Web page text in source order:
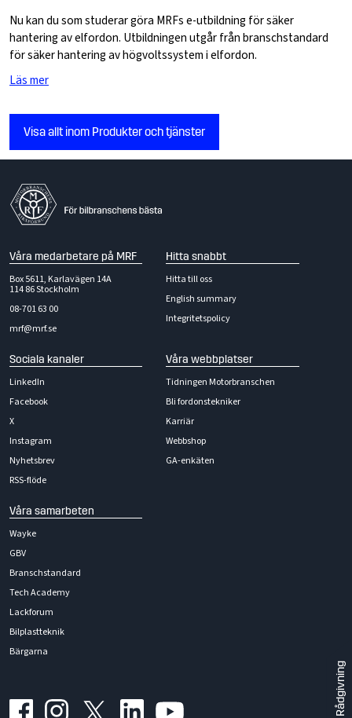
Rådgivning
Nu kan du som studerar göra MRFs e-utbildning för säker
hantering av elfordon. Utbildningen utgår från branschstandard
för säker hantering av högvoltssystem i elfordon.
Läs mer
Visa allt inom Produkter och tjänster
Våra medarbetare på MRF
Box 5611, Karlavägen 14A
114 86 Stockholm
08-701 63 00
mrf@mrf.se
Hitta snabbt
Hitta till oss
English summary
Integritetspolicy
Sociala kanaler
LinkedIn
Facebook
X
Instagram
Nyhetsbrev
RSS-flöde
Våra webbplatser
Tidningen Motorbranschen
Bli fordonstekniker
Karriär
Webbshop
GA-enkäten
Våra samarbeten
Wayke
GBV
Branschstandard
Tech Academy
Lackforum
Bilplastteknik
Bärgarna